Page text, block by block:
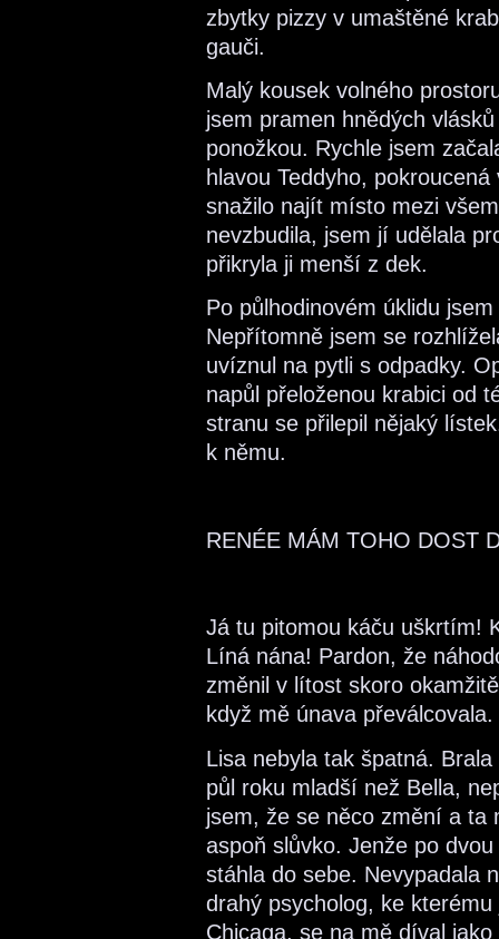
zbytky pizzy v umaštěné
gauči.
Malý kousek volného
jsem pramen hnědých
ponožkou. Rychle jsem
hlavou Teddyho,
snažilo najít místo mezi
nevzbudila, jsem jí udělala
přikryla ji menší z dek.
Po půlhodinovém úklidu
Nepřítomně jsem se
uvíznul na pytli s odpadky.
napůl přeloženou krabici od
stranu se přilepil nějaký
k němu.
RENÉE MÁM TOHO DOST
Já tu pitomou káču uškrtím!
Líná nána! Pardon, že
změnil v lítost skoro
když mě únava převálcovala.
Lisa nebyla tak špatná.
půl roku mladší než Bella,
jsem, že se něco změní a ta
aspoň slůvko. Jenže po
stáhla do sebe. Nevypadala
drahý psycholog, ke
Chicaga, se na mě díval jako